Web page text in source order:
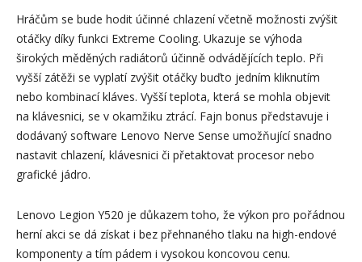
Hráčům se bude hodit účinné chlazení včetně možnosti zvýšit
otáčky díky funkci Extreme Cooling. Ukazuje se výhoda
širokých měděných radiátorů účinně odvádějících teplo. Při
vyšší zátěži se vyplatí zvýšit otáčky buďto jedním kliknutím
nebo kombinací kláves. Vyšší teplota, která se mohla objevit
na klávesnici, se v okamžiku ztrácí. Fajn bonus představuje i
dodávaný software Lenovo Nerve Sense umožňující snadno
nastavit chlazení, klávesnici či přetaktovat procesor nebo
grafické jádro.
Lenovo Legion Y520 je důkazem toho, že výkon pro pořádnou
herní akci se dá získat i bez přehnaného tlaku na high-endové
komponenty a tím pádem i vysokou koncovou cenu.